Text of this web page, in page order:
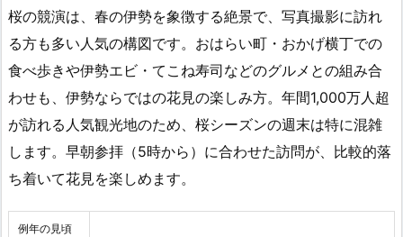
桜の競演は、春の伊勢を象徴する絶景で、写真撮影に訪れ
る方も多い人気の構図です。おはらい町・おかげ横丁での
食べ歩きや伊勢エビ・てこね寿司などのグルメとの組み合
わせも、伊勢ならではの花見の楽しみ方。年間1,000万人超
が訪れる人気観光地のため、桜シーズンの週末は特に混雑
します。早朝参拝（5時から）に合わせた訪問が、比較的落
ち着いて花見を楽しめます。
例年の見頃